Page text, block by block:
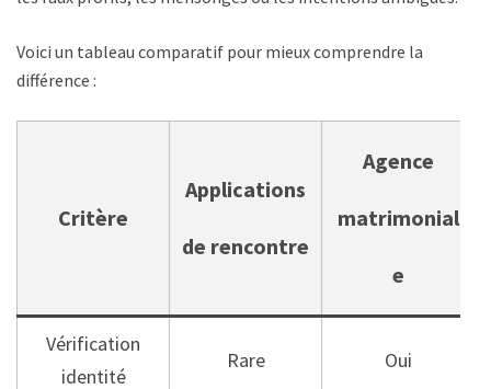
Voici un tableau comparatif pour mieux comprendre la
différence :
Critère
Applications
de rencontre
Agence
matrimonial
e
Vérification
identité
Rare Oui